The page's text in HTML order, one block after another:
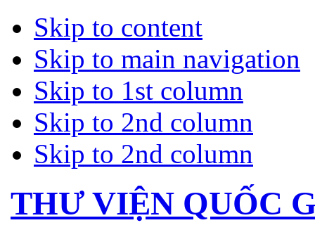
Skip to content
Skip to main navigation
Skip to 1st column
Skip to 2nd column
Skip to 2nd column
THƯ VIỆN QUỐC